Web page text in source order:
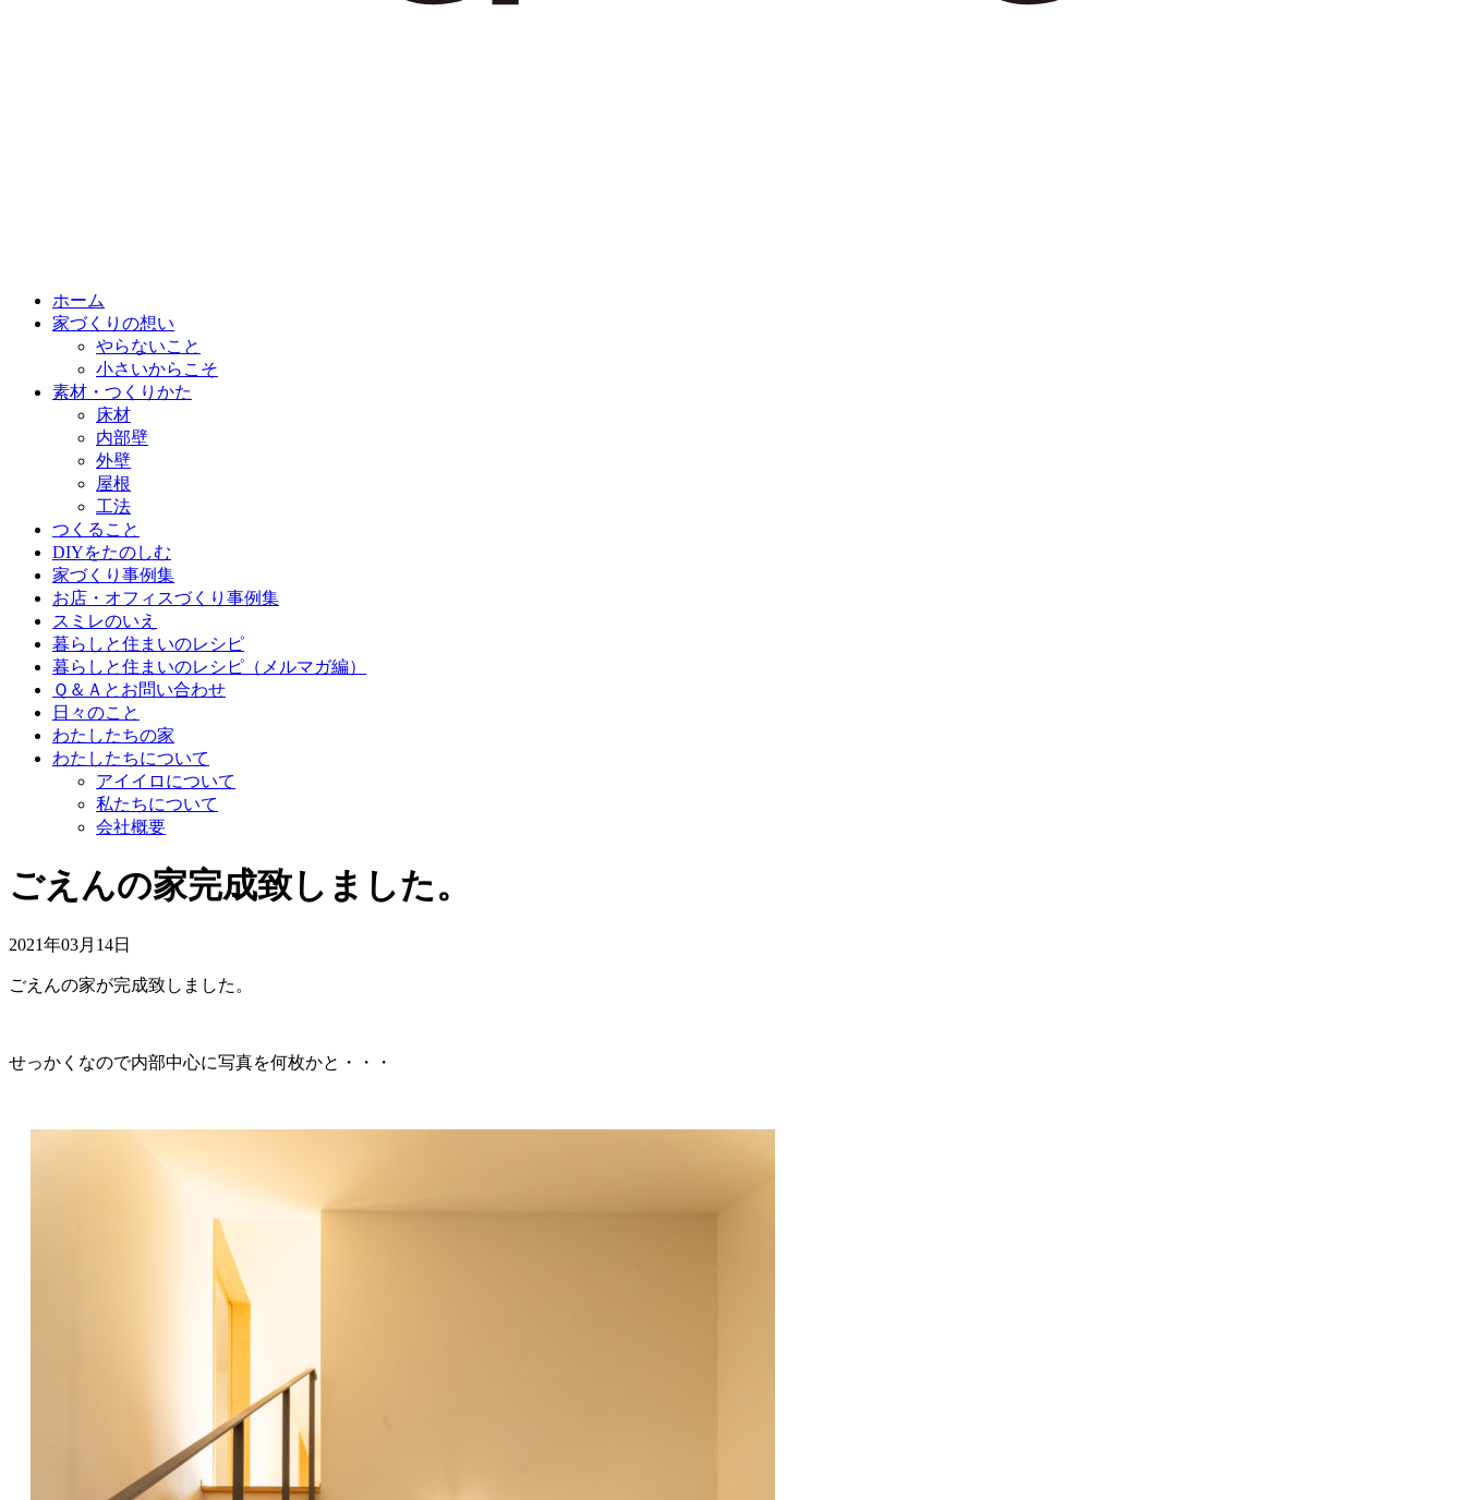
ホーム
家づくりの想い
やらないこと
小さいからこそ
素材・つくりかた
床材
内部壁
外壁
屋根
工法
つくること
DIYをたのしむ
家づくり事例集
お店・オフィスづくり事例集
スミレのいえ
暮らしと住まいのレシピ
暮らしと住まいのレシピ（メルマガ編）
Ｑ＆Ａとお問い合わせ
日々のこと
わたしたちの家
わたしたちについて
アイイロについて
私たちについて
会社概要
ごえんの家完成致しました。
2021年03月14日
ごえんの家が完成致しました。
せっかくなので内部中心に写真を何枚かと・・・